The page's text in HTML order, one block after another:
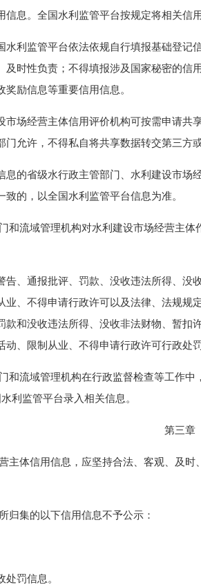
息。全国水利监管平台按规定将相关信
监管平台依法依规自行填报基础登记
及时性负责；不得填报涉及国家秘密的
励信息等重要信用信息。
经营主体信用评价机构可按需申请共
允许，不得私自将共享数据转交第三方
省级水行政主管部门、水利建设市场
的，以全国水利监管平台信息为准。
流域管理机构对水利建设市场经营主体
通报批评、罚款、没收违法所得、没
业、不得申请行政许可以及法律、法规
和没收违法所得、没收非法财物、暂扣
、限制从业、不得申请行政许可行政处
流域管理机构在行政监督检查等工作中
利监管平台录入相关信息。
第三章
体信用信息，应坚持合法、客观、及时
集的以下信用信息不予公示：
罚信息。